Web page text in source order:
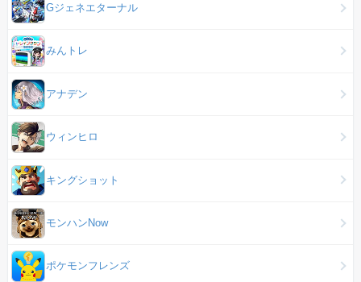
Gジェネエターナル
みんトレ
アナデン
ウィンヒロ
キングショット
モンハンNow
ポケモンフレンズ